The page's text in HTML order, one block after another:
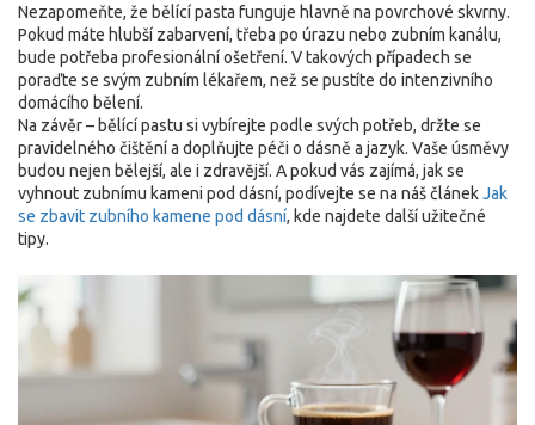
Nezapomeňte, že bělící pasta funguje hlavně na povrchové skvrny.
Pokud máte hlubší zabarvení, třeba po úrazu nebo zubním kanálu,
bude potřeba profesionální ošetření. V takových případech se
poraďte se svým zubním lékařem, než se pustíte do intenzivního
domácího bělení.
Na závěr – bělící pastu si vybírejte podle svých potřeb, držte se
pravidelného čištění a doplňujte péči o dásně a jazyk. Vaše úsměvy
budou nejen bělejší, ale i zdravější. A pokud vás zajímá, jak se
vyhnout zubnímu kameni pod dásní, podívejte se na náš článekJak
se zbavit zubního kamene pod dásní, kde najdete další užitečné
tipy.